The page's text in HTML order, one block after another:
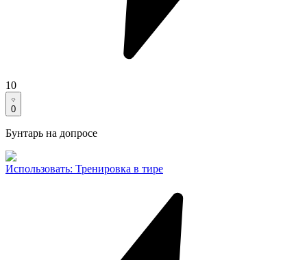
10
0
Бунтарь на допросе
Использовать: Тренировка в тире